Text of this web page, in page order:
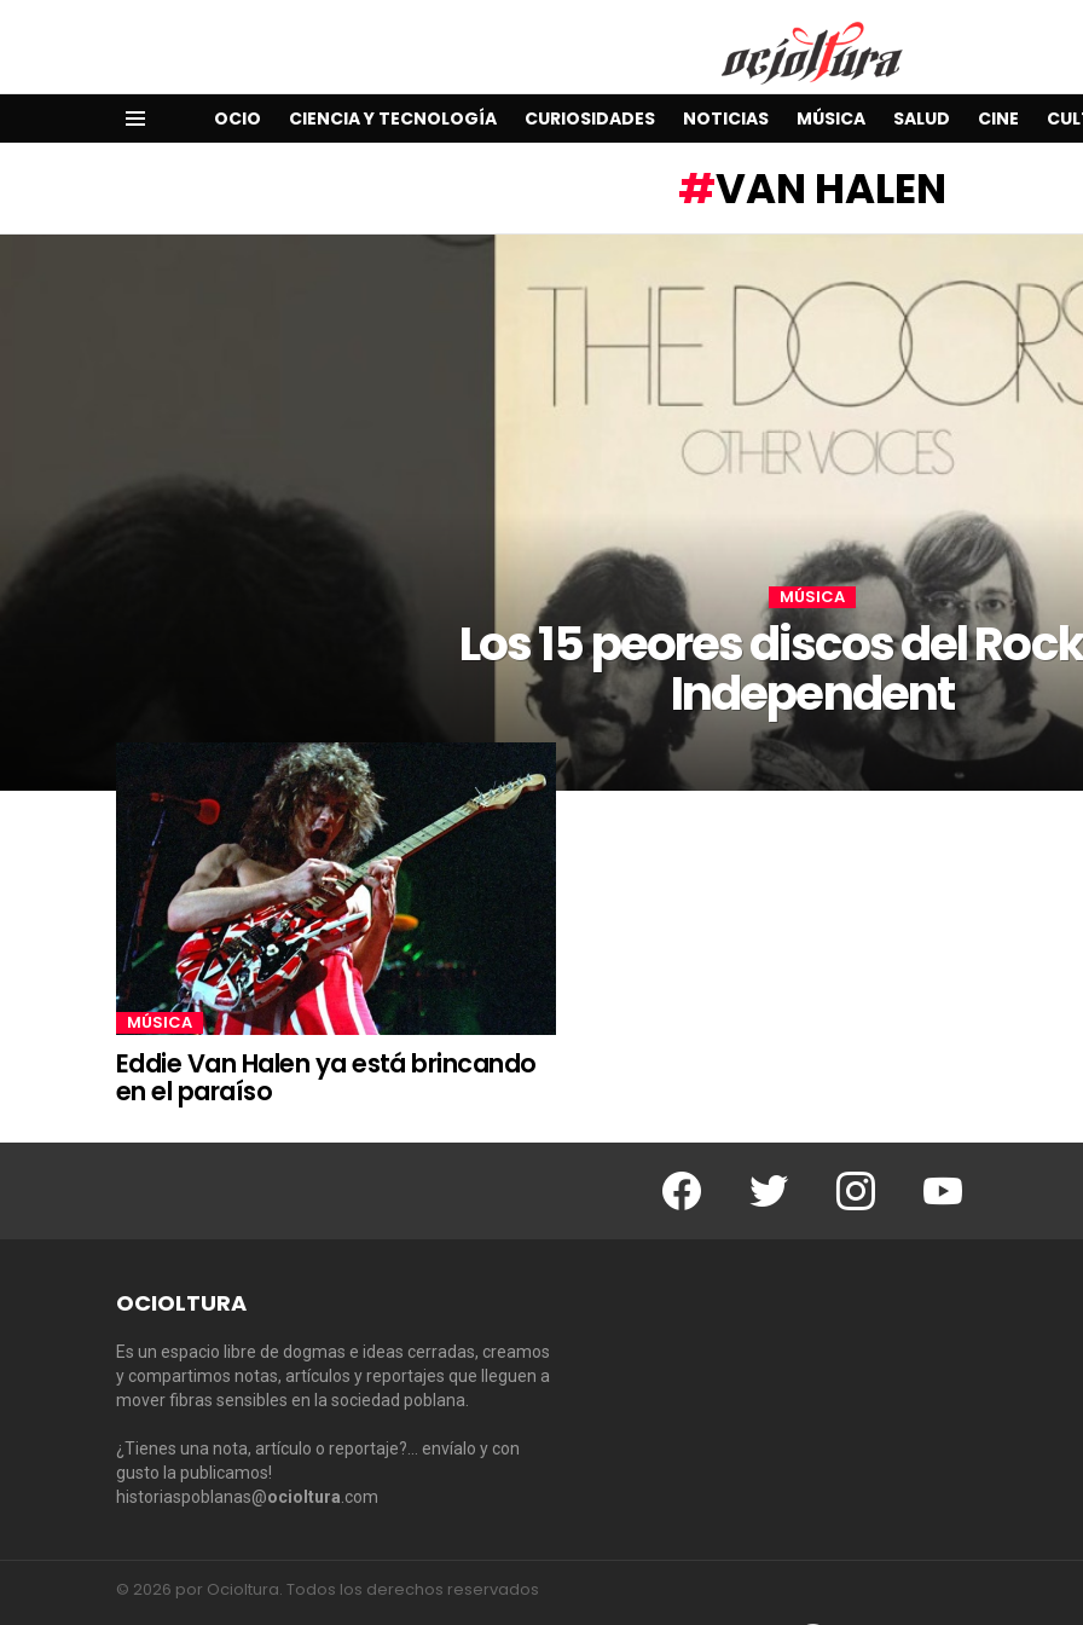
OCIO CIENCIA Y TECNOLOGÍA CURIOSIDADES NOTICIAS MÚSICA SALUD CINE
VAN HALEN
MÚSICA
Los 15 peores discos del
Independent
MÚSICA
Eddie Van Halen ya está brincando
en el paraíso
Facebook Twitter Instagram Youtube
OCIOLTURA
Es un espacio libre de dogmas e ideas cerradas, creamos
y compartimos notas, artículos y reportajes que lleguen a
mover fibras sensibles en la sociedad poblana.
¿Tienes una nota, artículo o reportaje?… envíalo y con
gusto la publicamos!
historiaspoblanas@ocioltura .com
© 2026 por Ocioltura. Todos los derechos reservados